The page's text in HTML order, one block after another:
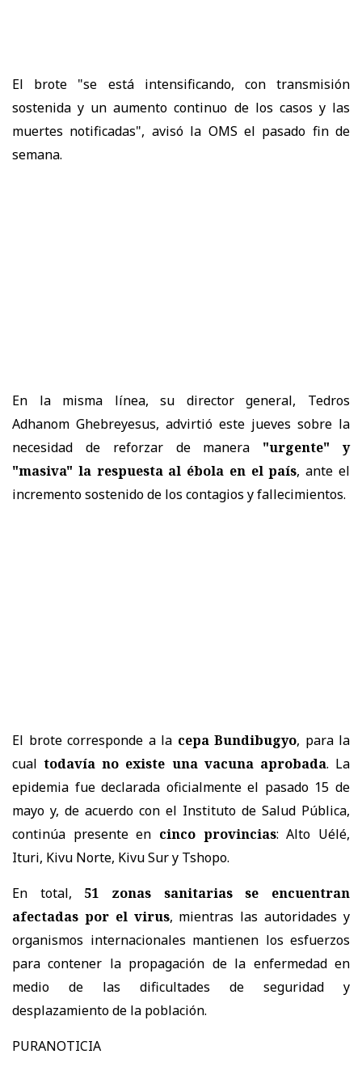
El brote "se está intensificando, con transmisión
sostenida y un aumento continuo de los casos y las
muertes notificadas", avisó la OMS el pasado fin de
semana.
En la misma línea, su director general, Tedros
Adhanom Ghebreyesus, advirtió este jueves sobre la
necesidad de reforzar de manera "urgente" y
"masiva" la respuesta al ébola en el país, ante el
incremento sostenido de los contagios y fallecimientos.
El brote corresponde a la cepa Bundibugyo, para la
cualtodavía no existe una vacuna aprobada. La
epidemia fue declarada oficialmente el pasado 15 de
mayo y, de acuerdo con el Instituto de Salud Pública,
continúa presente en cinco provincias: Alto Uélé,
Ituri, Kivu Norte, Kivu Sur y Tshopo.
En total, 51 zonas sanitarias se encuentran
afectadas por el virus, mientras las autoridades y
organismos internacionales mantienen los esfuerzos
para contener la propagación de la enfermedad en
medio de las dificultades de seguridad y
desplazamiento de la población.
PURANOTICIA